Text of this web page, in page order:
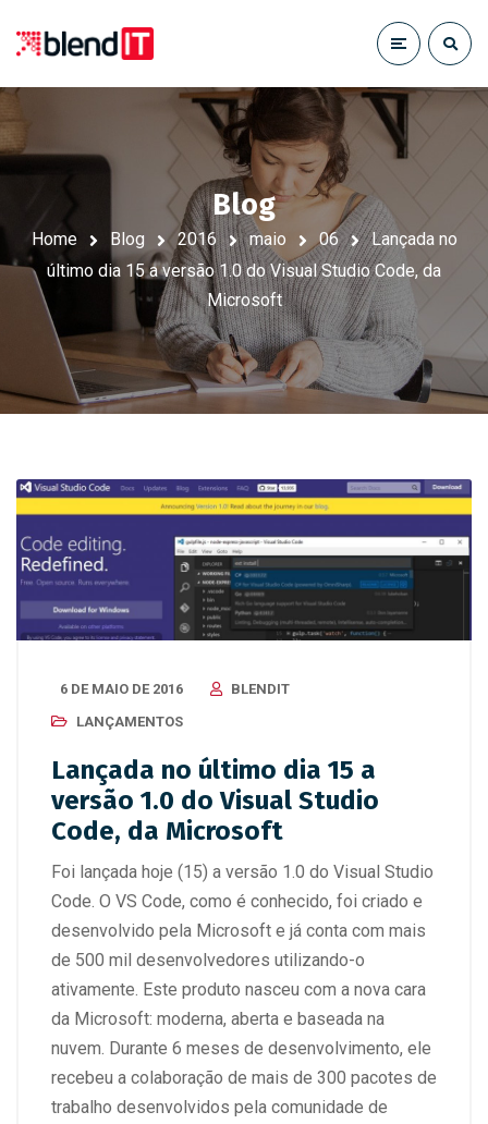
Blog
Home Blog 2016 maio 06
Lançada no
último dia 15 a versão 1.0 do Visual Studio Code, da
Microsoft
6 DE MAIO DE 2016
BLENDIT
LANÇAMENTOS
Lançada no último dia 15 a
versão 1.0 do Visual Studio
Code, da Microsoft
Foi lançada hoje (15) a versão 1.0 do Visual Studio
Code. O VS Code, como é conhecido, foi criado e
desenvolvido pela Microsoft e já conta com mais
de 500 mil desenvolvedores utilizando-o
ativamente. Este produto nasceu com a nova cara
da Microsoft: moderna, aberta e baseada na
nuvem. Durante 6 meses de desenvolvimento, ele
recebeu a colaboração de mais de 300 pacotes de
trabalho desenvolvidos pela comunidade de